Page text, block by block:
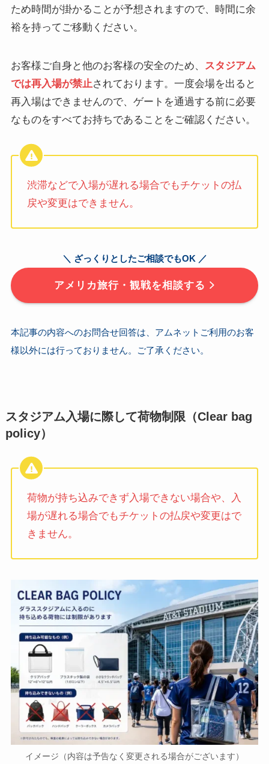
ため時間が掛かることが予想されますので、時間に余
裕を持ってご移動ください。
お客様ご自身と他のお客様の安全のため、 スタジアム
では再入場が禁止されております。一度会場を出ると
再入場はできませんので、ゲートを通過する前に必要
なものをすべてお持ちであることをご確認ください。
渋滞などで入場が遅れる場合でもチケットの払
戻や変更はできません。
＼ ざっくりとしたご相談でもOK ／
アメリカ旅行・観戦を相談する
本記事の内容へのお問合せ回答は、アムネットご利用のお客
様以外には行っておりません。ご了承ください。
スタジアム入場に際して荷物制限（Clear bag
policy）
荷物が持ち込みできず入場できない場合や、入
場が遅れる場合でもチケットの払戻や変更はで
きません。
イメージ（内容は予告なく変更される場合がございます）